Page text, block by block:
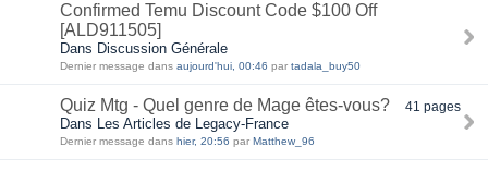
Confirmed Temu Discount Code $100 Off
[ALD911505]
Dans Discussion Générale
Dernier message dans aujourd'hui, 00:46 par tadala_buy50
Quiz Mtg - Quel genre de Mage êtes-vous? 41 pages
Dans Les Articles de Legacy-France
Dernier message dans hier, 20:56 par Matthew_96